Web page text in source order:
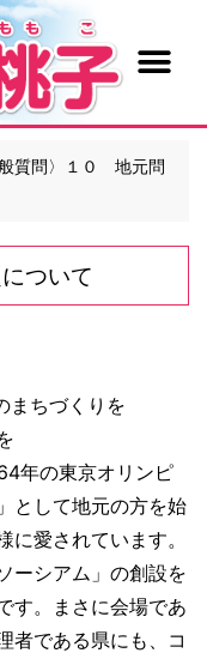
般質問〉１０ 地元問
ついて
まちづくりを
年の東京オリンピ
として地元の方を始
愛されています。
ーシアム」の創設を
す。まさに会場であ
者である県にも、コ